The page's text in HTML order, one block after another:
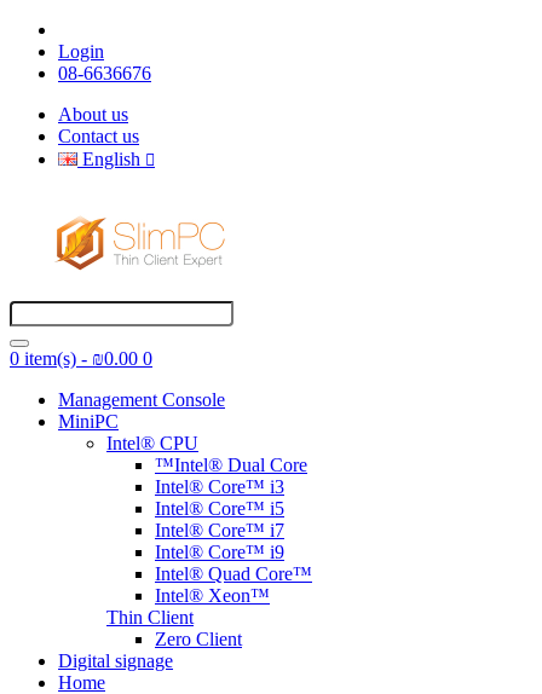
Login
08-6636676
About us
Contact us
English
0 item(s) - ₪0.00 0
Management Console
MiniPC
Intel® CPU
™Intel® Dual Core
Intel® Core™ i3
Intel® Core™ i5
Intel® Core™ i7
Intel® Core™ i9
Intel® Quad Core™
Intel® Xeon™
Thin Client
Zero Client
Digital signage
Home